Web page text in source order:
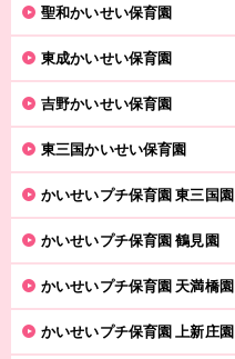
聖和かいせい保育園
東成かいせい保育園
吉野かいせい保育園
東三国かいせい保育園
かいせいプチ保育園 東三国園
かいせいプチ保育園 鶴見園
かいせいプチ保育園 天満橋園
かいせいプチ保育園 上新庄園